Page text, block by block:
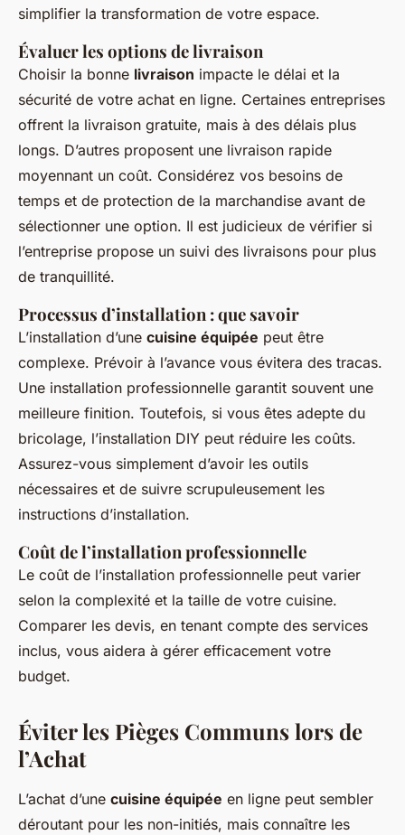
simplifier la transformation de votre espace.
Évaluer les options de livraison
Choisir la bonne livraison impacte le délai et la
sécurité de votre achat en ligne. Certaines entreprises
offrent la livraison gratuite, mais à des délais plus
longs. D’autres proposent une livraison rapide
moyennant un coût. Considérez vos besoins de
temps et de protection de la marchandise avant de
sélectionner une option. Il est judicieux de vérifier si
l’entreprise propose un suivi des livraisons pour plus
de tranquillité.
Processus d’installation : que savoir
L’installation d’une cuisine équipée peut être
complexe. Prévoir à l’avance vous évitera des tracas.
Une installation professionnelle garantit souvent une
meilleure finition. Toutefois, si vous êtes adepte du
bricolage, l’installation DIY peut réduire les coûts.
Assurez-vous simplement d’avoir les outils
nécessaires et de suivre scrupuleusement les
instructions d’installation.
Coût de l’installation professionnelle
Le coût de l’installation professionnelle peut varier
selon la complexité et la taille de votre cuisine.
Comparer les devis, en tenant compte des services
inclus, vous aidera à gérer efficacement votre
budget.
Éviter les Pièges Communs lors de
l’Achat
L’achat d’une cuisine équipée en ligne peut sembler
déroutant pour les non-initiés, mais connaître les